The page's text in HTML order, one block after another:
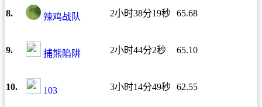
8. 辣鸡战队 2小时38分19秒 65.68
9. 捕熊陷阱 2小时44分2秒 65.10
10. 103 3小时14分49秒 62.55